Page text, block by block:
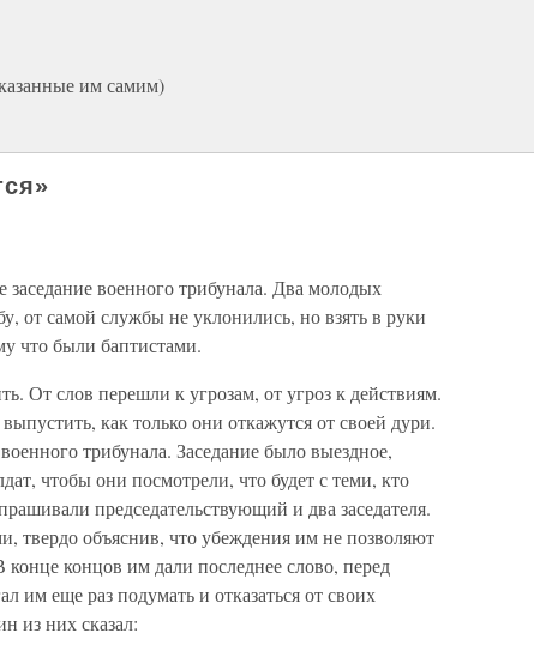
им самим)
военного трибунала. Два молодых
от самой службы не уклонились, но взять в руки
что были баптистами.
От слов перешли к угрозам, от угроз к действиям.
как только они откажутся от своей дури.
трибунала. Заседание было выездное,
чтобы они посмотрели, что будет с теми, кто
председательствующий и два заседателя.
твердо объяснив, что убеждения им не позволяют
концов им дали последнее слово, перед
им еще раз подумать и отказаться от своих
из них сказал: